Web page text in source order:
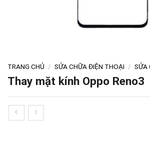
TRANG CHỦ / SỬA CHỮA ĐIỆN THOẠI / SỬA
Thay mặt kính Oppo Reno3